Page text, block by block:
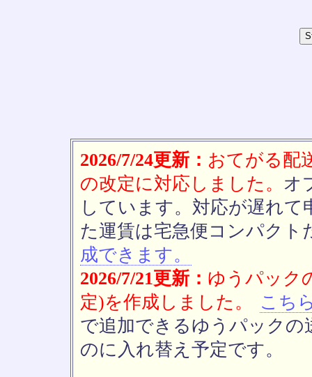
2026/7/24更新： おてがる配
の改定に対応しました。 オ
しています。対応が遅れ
た運賃は宅急便コンパクト
成できます。
2026/7/21更新： ゆうパック
定)を作成しました。
こち
で追加できるゆうパックの
のに入れ替え予定です。